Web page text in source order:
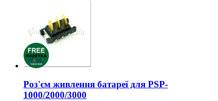
Роз'єм живлення батареї для PSP-
1000/2000/3000